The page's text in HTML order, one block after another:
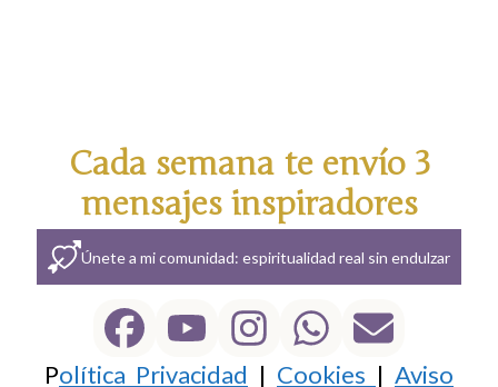
Cada semana te envío 3
mensajes inspiradores
Únete a mi comunidad: espiritualidad real sin endulzar
Política Privacidad | Cookies | Aviso